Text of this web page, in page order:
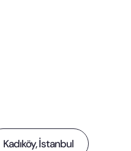
Kadıköy, İstanbul